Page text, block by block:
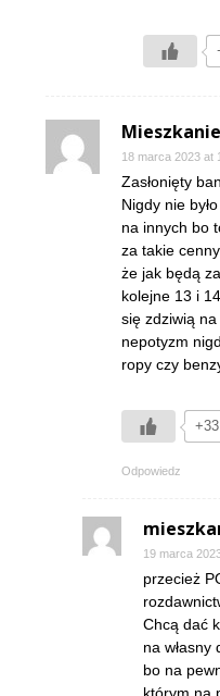
18 marca 2023 at
Zasłonięty
Nigdy nie
na innych bo
za takie
że jak będą
kolejne 13 i
się zdziwią
nepotyzm
ropy czy
+33
Odpowiedz
19 marca
przecież
Chcą dać
na własny
bo na